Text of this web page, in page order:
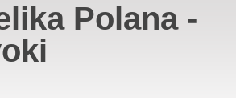
Polana -